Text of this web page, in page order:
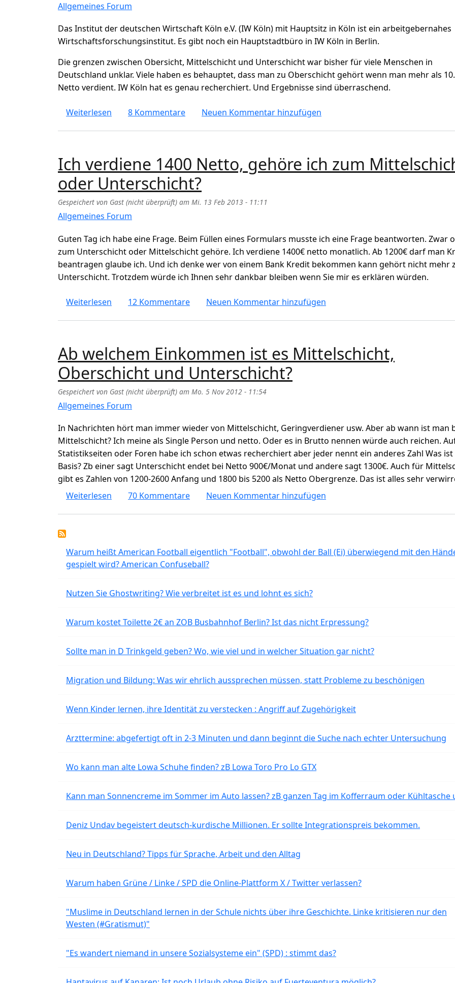
Allgemeines Forum
Das Institut der deutschen Wirtschaft Köln e.V. (IW Köln) mit Hauptsitz in Köln ist ein arbeitgebernahes
Wirtschaftsforschungsinstitut. Es gibt noch ein Hauptstadtbüro in IW Köln in Berlin.
Die grenzen zwischen Obersicht, Mittelschicht und Unterschicht war bisher für viele Menschen in
Deutschland unklar. Viele haben es behauptet, dass man zu Oberschicht gehört wenn man mehr als
Netto verdient. IW Köln hat es genau recherchiert. Und Ergebnisse sind überraschend.
Weiterlesen über Wie viel die reichsten Menschen (obere 10%) in Deutschland monatlich netto
8 Kommentare Neuen Kommentar hinzufügen
Ich verdiene 1400 Netto, gehöre ich zum
oder Unterschicht?
Gespeichert von Gast (nicht überprüft) am Mi. 13 Feb 2013 - 11:11
Allgemeines Forum
Guten Tag ich habe eine Frage. Beim Füllen eines Formulars musste ich eine Frage beantworten. Zwar
zum Unterschicht oder Mittelschicht gehöre. Ich verdiene 1400€ netto monatlich. Ab 1200€ darf man
beantragen glaube ich. Und ich denke wer von einem Bank Kredit bekommen kann gehört nicht mehr
Unterschicht. Trotzdem würde ich Ihnen sehr dankbar bleiben wenn Sie mir es erklären würden.
Weiterlesen über Ich verdiene 1400 Netto, gehöre ich zum Mittelschicht oder Unterschicht?
12 Kommentare Neuen Kommentar hinzufügen
Ab welchem Einkommen ist es Mittelschicht,
Oberschicht und Unterschicht?
Gespeichert von Gast (nicht überprüft) am Mo. 5 Nov 2012 - 11:54
Allgemeines Forum
In Nachrichten hört man immer wieder von Mittelschicht, Geringverdiener usw. Aber ab wann ist man
Mittelschicht? Ich meine als Single Person und netto. Oder es in Brutto nennen würde auch reichen.
Statistikseiten oder Foren habe ich schon etwas recherchiert aber jeder nennt ein anderes Zahl Was ist
Basis? Zb einer sagt Unterschicht endet bei Netto 900€/Monat und andere sagt 1300€. Auch für
gibt es Zahlen von 1200-2600 Anfang und 1800 bis 5200 als Netto Obergrenze. Das ist alles sehr
Weiterlesen über Ab welchem Einkommen ist es Mittelschicht, Oberschicht und Unterschicht?
70 Kommentare Neuen Kommentar hinzufügen
Warum heißt American Football eigentlich "Football", obwohl der Ball (Ei) überwiegend mit den
gespielt wird? American Confuseball?
Nutzen Sie Ghostwriting? Wie verbreitet ist es und lohnt es sich?
Warum kostet Toilette 2€ an ZOB Busbahnhof Berlin? Ist das nicht Erpressung?
Sollte man in D Trinkgeld geben? Wo, wie viel und in welcher Situation gar nicht?
Migration und Bildung: Was wir ehrlich aussprechen müssen, statt Probleme zu beschönigen
Wenn Kinder lernen, ihre Identität zu verstecken : Angriff auf Zugehörigkeit
Arzttermine: abgefertigt oft in 2-3 Minuten und dann beginnt die Suche nach echter Untersuchung
Wo kann man alte Lowa Schuhe finden? zB Lowa Toro Pro Lo GTX
Kann man Sonnencreme im Sommer im Auto lassen? zB ganzen Tag im Kofferraum oder Kühltasche
Deniz Undav begeistert deutsch-kurdische Millionen. Er sollte Integrationspreis bekommen.
Neu in Deutschland? Tipps für Sprache, Arbeit und den Alltag
Warum haben Grüne / Linke / SPD die Online-Plattform X / Twitter verlassen?
"Muslime in Deutschland lernen in der Schule nichts über ihre Geschichte. Linke kritisieren nur den
Westen (#Gratismut)"
"Es wandert niemand in unsere Sozialsysteme ein" (SPD) : stimmt das?